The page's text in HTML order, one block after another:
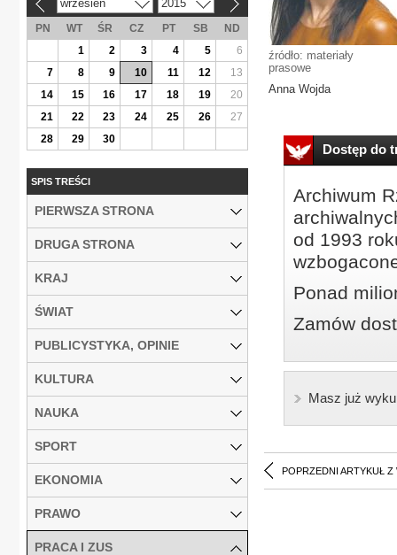
źródło: materiały
prasowe
Anna Wojda
Dostęp do
Archiwum
od 1993
Ponad
Zamów
Masz już
POPRZEDNI ARTYKUŁ Z
wrzesień 2015
PN WT ŚR CZ PT SB
ND
1
2 3 4 5
6
7
8 9 10 11 12
13
14
15 16 17 18 19
20
21
22 23 24 25 26
27
28
29 30
SPIS TREŚCI
PIERWSZA STRONA
DRUGA STRONA
KRAJ
ŚWIAT
PUBLICYSTYKA, OPINIE
KULTURA
NAUKA
SPORT
EKONOMIA
PRAWO
PRACA I ZUS